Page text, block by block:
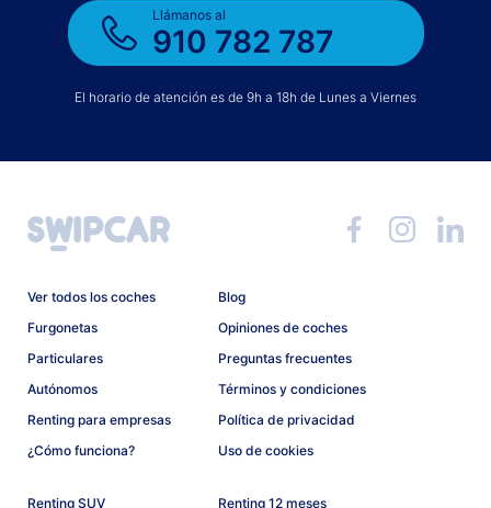
Llámanos al
910 782 787
El horario de atención es de 9h a 18h de Lunes a Viernes
Ver todos los coches
Furgonetas
Particulares
Autónomos
Renting para empresas
¿Cómo funciona?
Blog
Opiniones de coches
Preguntas frecuentes
Términos y condiciones
Política de privacidad
Uso de cookies
Renting SUV Renting 12 meses